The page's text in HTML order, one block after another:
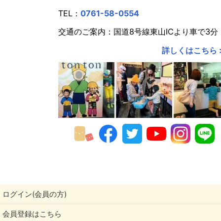
TEL： 0761-58-0554
交通のご案内：国道8号線東山ICより車で3分
詳しくはこちら
ログイン(会員の方)
会員登録はこちら